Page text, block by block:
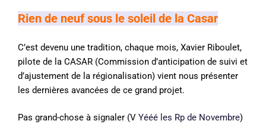
Rien de neuf sous le soleil de la Casar
C’est devenu une tradition, chaque mois, Xavier Riboulet,
pilote de la CASAR (Commission d’anticipation de suivi et
d’ajustement de la régionalisation) vient nous présenter
les dernières avancées de ce grand projet.
Pas grand-chose à signaler (V Yééé les Rp de Novembre)